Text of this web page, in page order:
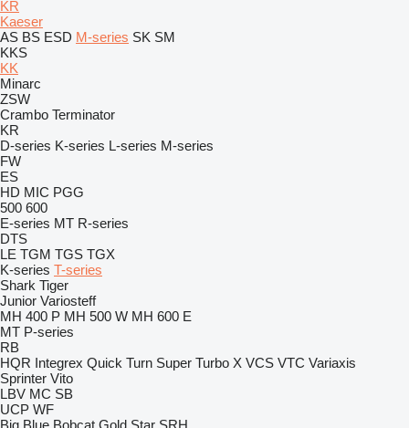
KR
Kaeser
AS BS ESD M-series SK SM
KKS
KK
Minarc
ZSW
Crambo Terminator
KR
D-series K-series L-series M-series
FW
ES
HD MIC PGG
500 600
E-series MT R-series
DTS
LE TGM TGS TGX
K-series T-series
Shark Tiger
Junior Variosteff
MH 400 P MH 500 W MH 600 E
MT P-series
RB
HQR Integrex Quick Turn Super Turbo X VCS VTC Variaxis
Sprinter Vito
LBV MC SB
UCP WF
Big Blue Bobcat Gold Star SRH